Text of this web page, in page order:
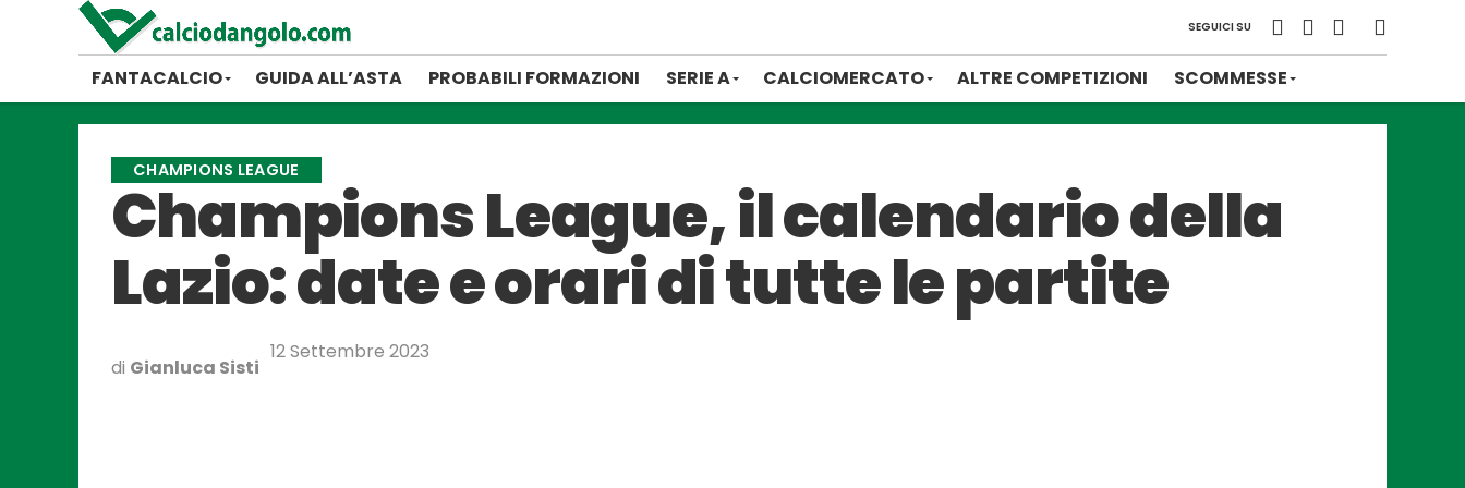
SEGUICI SU
FANTACALCIO GUIDA ALL’ASTA PROBABILI FORMAZIONI SERIE A CALCIOMERCATO ALTRE COMPETIZIONI SCOMMESSE
CHAMPIONS LEAGUE
Champions League, il calendario della
Lazio: date e orari di tutte le partite
di Gianluca Sisti
12 Settembre 2023